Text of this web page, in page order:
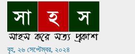
বৃহ, ২৬ সেপ্টেম্বর, ২০২৪